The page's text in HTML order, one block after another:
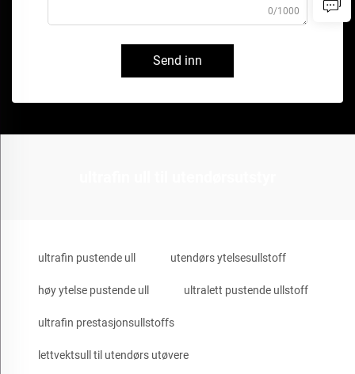
0/1000
Send inn
ultrafin pustende ull utendørs ytelsesullstoff
høy ytelse pustende ull ultralett pustende ullstoff
ultrafin prestasjonsullstoffs
lettvektsull til utendørs utøvere